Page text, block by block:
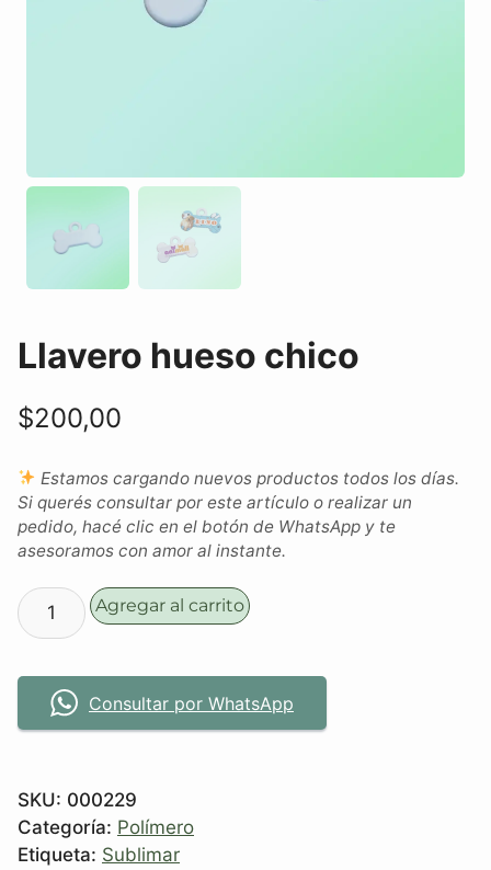
Llavero hueso chico
$200,00
Estamos cargando nuevos productos todos los días.
Si querés consultar por este artículo o realizar un
pedido, hacé clic en el botón de WhatsApp y te
asesoramos con amor al instante.
Agregar al carrito
Consultar por WhatsApp
SKU: 000229
Categoría: Polímero
Etiqueta: Sublimar